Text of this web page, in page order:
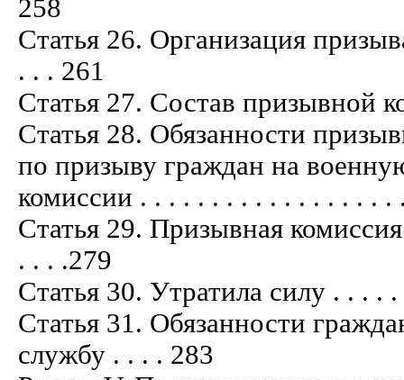
258
Статья 26. Организация
. . . 261
Статья 27. Состав призывной
Статья 28. Обязанности
по призыву граждан на
комиссии . . . . . . . . . . . . . . . . .
Статья 29. Призывная
. . . .279
Статья 30. Утратила силу . . . .
Статья 31. Обязанности
службу . . . . 283